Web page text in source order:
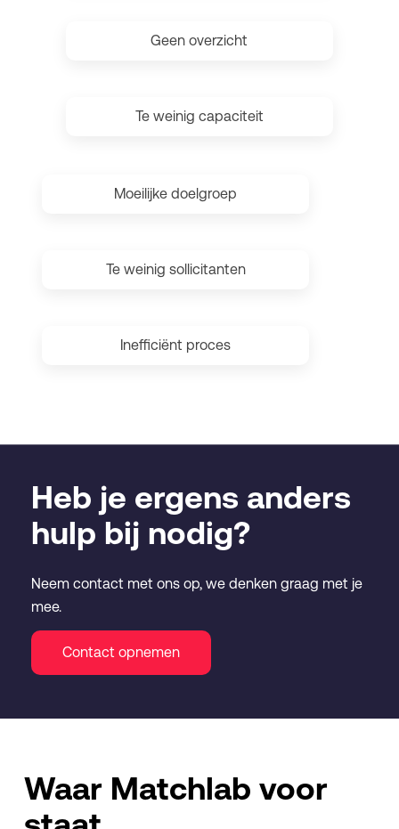
Geen overzicht
Te weinig capaciteit
Moeilijke doelgroep
Te weinig sollicitanten
Inefficiënt proces
Heb je ergens anders
hulp bij nodig?
Neem contact met ons op, we denken graag met je
mee.
Contact opnemen
Waar Matchlab voor